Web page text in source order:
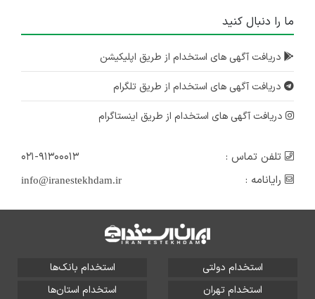
ما را دنبال کنید
دریافت آگهی های استخدام از طریق اپلیکیشن
دریافت آگهی های استخدام از طریق تلگرام
دریافت آگهی های استخدام از طریق اینستاگرام
تلفن تماس :
۰۲۱-۹۱۳۰۰۰۱۳
رایانامه :
info@iranestekhdam.ir
استخدام دولتی
استخدام بانک‌ها
استخدام تهران
استخدام استان‌ها